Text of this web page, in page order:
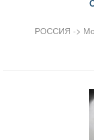
РОССИЯ ->